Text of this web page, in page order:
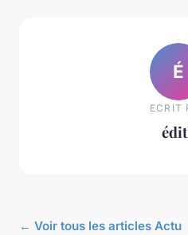
É
ECRIT
← Voir tous les articles Actu